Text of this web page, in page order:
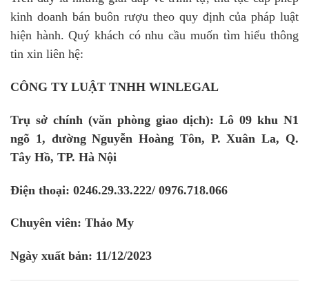
kinh doanh bán buôn rượu theo quy định của pháp luật
hiện hành. Quý khách có nhu cầu muốn tìm hiểu thông
tin xin liên hệ:
CÔNG TY LUẬT TNHH WINLEGAL
Trụ sở chính (văn phòng giao dịch): Lô 09 khu N1
ngõ 1, đường Nguyễn Hoàng Tôn, P. Xuân La, Q.
Tây Hồ, TP. Hà Nội
Điện thoại: 0246.29.33.222/ 0976.718.066
Chuyên viên: Thảo My
Ngày xuất bản: 11/12/2023